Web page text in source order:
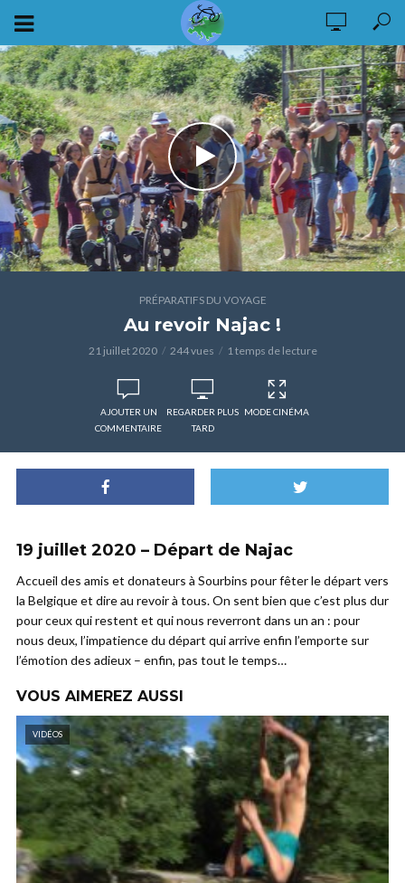
PRÉPARATIFS DU VOYAGE
Au revoir Najac !
21 juillet 2020 244 vues 1 temps de lecture
AJOUTER UN
COMMENTAIRE
REGARDER PLUS
TARD
MODE CINÉMA
19 juillet 2020 – Départ de Najac
Accueil des amis et donateurs à Sourbins pour fêter le départ vers
la Belgique et dire au revoir à tous. On sent bien que c’est plus dur
pour ceux qui restent et qui nous reverront dans un an : pour
nous deux, l’impatience du départ qui arrive enfin l’emporte sur
l’émotion des adieux – enfin, pas tout le temps…
VOUS AIMEREZ AUSSI
VIDÉOS